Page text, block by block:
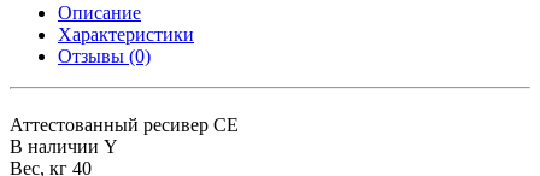
Описание
Характеристики
Отзывы (0)
Аттестованный ресивер CE
В наличии Y
Вес, кг 40